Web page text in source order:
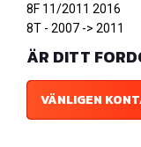
8F 11/2011 2016
8T - 2007 -> 2011
ÄR DITT
VÄNLIGEN